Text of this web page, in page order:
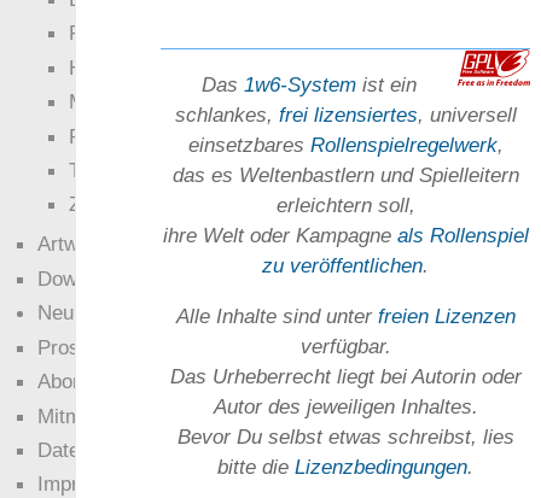
Das1w6-System ist ein
schlankes, frei lizensiertes, universell
einsetz­bares Rollen­spielregel­werk,
das es Welten­bastlern und Spiel­leitern
erleichtern soll,
ihre Welt oder Kam­pagne als Rollenspiel
zu ver­öffent­lichen.
Alle Inhalte sind unter freien Lizenzen
verfügbar.
Das Urheber­recht liegt bei Autorin oder
Autor des jeweiligen In­haltes.
Bevor Du selbst etwas schreibst, lies
bitte dieLizenz­bedingungen.
Freihändler
Hinter der Welt
Magie
RaumZeit
Technophob
Zettel-RPG
Artwork
Downloads
Neuigkeiten
Prosa
Abonnieren
Mitmachen
Datenschutz
Impressum